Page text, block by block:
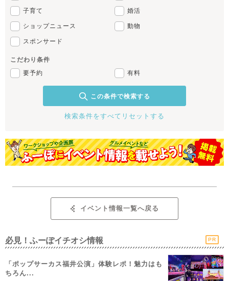
子育て 婚活
ショップニュース 動物
スポンサード
こだわり条件
要予約
有料
この条件で検索する
検索条件をすべてリセットする
イベント情報一覧へ戻る
必見！ふーぽイチオシ情報 PR
「ポップサーカス福井公演」体験レポ！魅力はも
ちろん...